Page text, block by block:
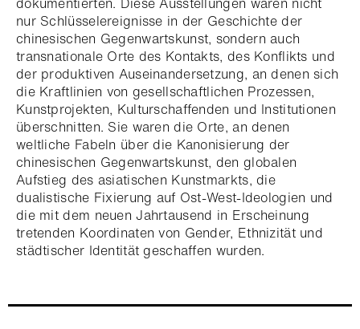
nur Schlüsselereignisse in der Geschichte der
chinesischen Gegenwartskunst, sondern auch
transnationale Orte des Kontakts, des Konflikts und
der produktiven Auseinandersetzung, an denen sich
die Kraftlinien von gesellschaftlichen Prozessen,
Kunstprojekten, Kulturschaffenden und Institutionen
überschnitten. Sie waren die Orte, an denen
weltliche Fabeln über die Kanonisierung der
chinesischen Gegenwartskunst, den globalen
Aufstieg des asiatischen Kunstmarkts, die
dualistische Fixierung auf Ost-West-Ideologien und
die mit dem neuen Jahrtausend in Erscheinung
tretenden Koordinaten von Gender, Ethnizität und
städtischer Identität geschaffen wurden.